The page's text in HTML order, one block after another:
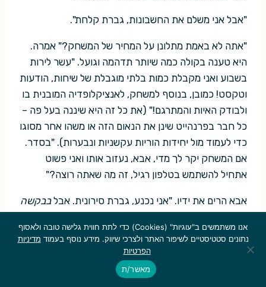
"אבל אני משלם את החשבונות, גברת קלחת".
"אתה לא באמת מתלונן על המחיר של המשחק?" אמרה.
היא טענה בקולה כמה שיותר תדהמה וגועל. "עשר לירות
בשבוע ואני מקבלת כמות בלתי מוגבלת של שיחות, הודעות
וטקסט! כמובן, בנוסף למשחק, לאנציקלופדיה המובנית בו
ולבודק האיות והמתרגם!" (את כל זה היא שיננה בעל פה –
כל חבר בפרנהייט שינן את הנאום הזה או משהו אחר מסוגו
כדי לעמוד מול יחידות הוריות עקשניות ונבערות). "בסדר.
אם המשחק יקר לך מדי, אבא, נעזוב אותו ואני פשוט
אתחיל להשתמש בטלפון רגיל, זה מה שאתה רוצה?"
אבא הרים את ידיו. "אני נכנע, גברת סירונית. אבלבבקשה
משחקים?"
"יותר סביר שידרכו לי על הראש במגרש ההוקי", אמרה
אנו משתמשים ב"עוגיות" (Cookies) כדי לתת חווית גלישה טובה ולאסוף
נתונים סטטיסטיים לשיפור האתר ולצרכי שיווק. מידע נוסף בעמוד מדיניות
הפרטיות
מאשר/ת